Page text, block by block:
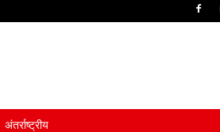
अंतर्राष्ट्रीय